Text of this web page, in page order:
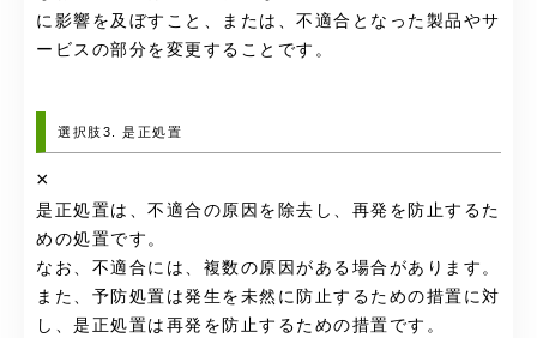
に影響を及ぼすこと、または、不適合となった製品やサ
ービスの部分を変更することです。
選択肢3. 是正処置
×
是正処置は、不適合の原因を除去し、再発を防止するた
めの処置です。
なお、不適合には、複数の原因がある場合があります。
また、予防処置は発生を未然に防止するための措置に対
し、是正処置は再発を防止するための措置です。